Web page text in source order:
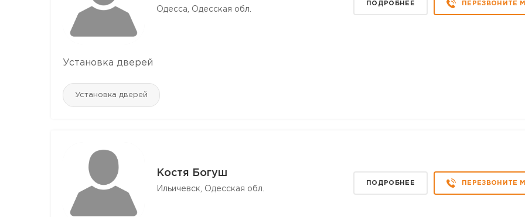
Одесса, Одесская обл.
ПОДРОБНЕЕ ПЕРЕЗВОНИТЕ
Установка дверей
Установка дверей
Костя Богуш
Ильичевск, Одесская обл.
ПОДРОБНЕЕ ПЕРЕЗВОНИТЕ